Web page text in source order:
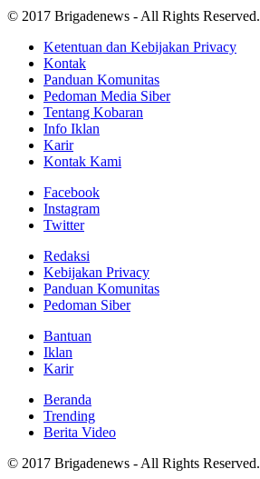
© 2017 Brigadenews - All Rights Reserved.
Ketentuan dan Kebijakan Privacy
Kontak
Panduan Komunitas
Pedoman Media Siber
Tentang Kobaran
Info Iklan
Karir
Kontak Kami
Facebook
Instagram
Twitter
Redaksi
Kebijakan Privacy
Panduan Komunitas
Pedoman Siber
Bantuan
Iklan
Karir
Beranda
Trending
Berita Video
© 2017 Brigadenews - All Rights Reserved.